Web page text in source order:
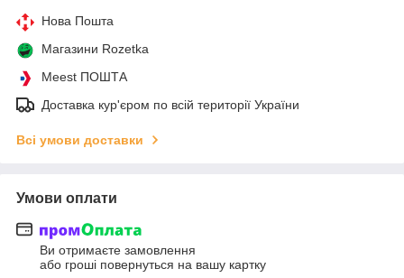
Нова Пошта
Магазини Rozetka
Meest ПОШТА
Доставка кур'єром по всій території України
Всі умови доставки
Умови оплати
Ви отримаєте замовлення
або гроші повернуться на вашу картку